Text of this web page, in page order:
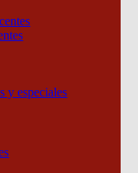
y especiales